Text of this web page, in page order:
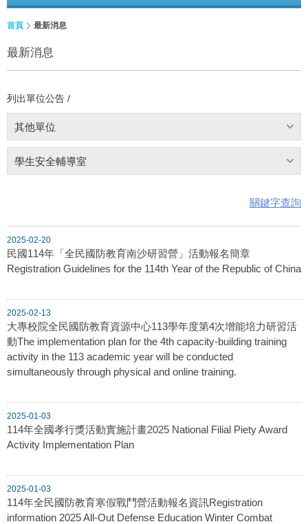
首頁 最新消息
最新消息
列出單位公告 /
其他單位
學生安全輔導室
關鍵字查詢
2025-02-20
民國114年「全民國防教育南沙研習營」活動報名簡章
Registration Guidelines for the 114th Year of the Republic of China
2025-02-13
大專校院全民國防教育資源中心113學年度第4次增能培力研習活
動The implementation plan for the 4th capacity-building training
activity in the 113 academic year will be conducted
simultaneously through physical and online training.
2025-01-03
114年全國孝行獎活動實施計畫2025 National Filial Piety Award
Activity Implementation Plan
2025-01-03
114年全民國防教育寒假戰鬥營活動報名資訊Registration
information 2025 All-Out Defense Education Winter Combat